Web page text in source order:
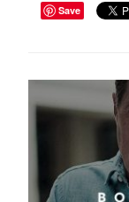
Save